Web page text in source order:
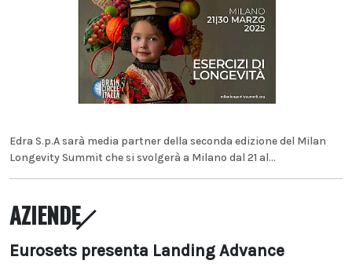
Edra S.p.A sarà media partner della seconda edizione del Milan
Longevity Summit che si svolgerà a Milano dal 21 al...
AZIENDE
Eurosets presenta Landing Advance